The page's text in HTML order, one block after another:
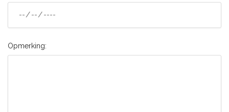
Opmerking: